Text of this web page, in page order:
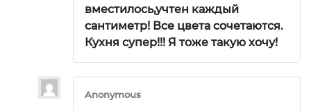
вместилось,учтен каждый
сантиметр! Все цвета сочетаются.
Кухня супер!!! Я тоже такую хочу!
Anonymous